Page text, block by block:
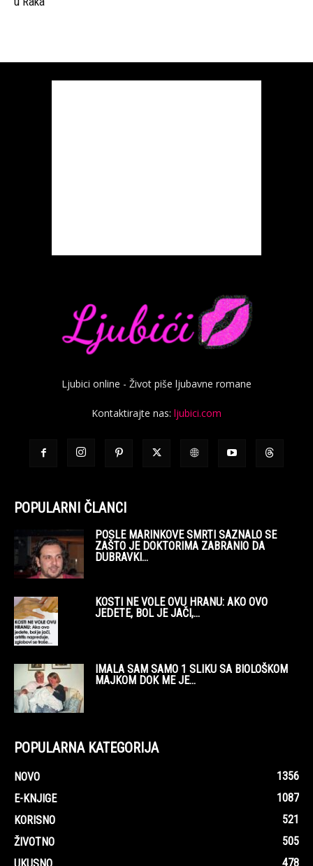
Ljubici online - Život piše ljubavne romane
Kontaktirajte nas: ljubici.com
POPULARNI ČLANCI
POSLE MARINKOVE SMRTI SAZNALO SE
ZAŠTO JE DOKTORIMA ZABRANIO DA
DUBRAVKI...
KOSTI NE VOLE OVU HRANU: AKO OVO
JEDETE, BOL JE JAČI,...
IMALA SAM SAMO 1 SLIKU SA BIOLOŠKOM
MAJKOM DOK ME JE...
POPULARNA KATEGORIJA
NOVO
1356
E-KNJIGE
1087
KORISNO
521
ŽIVOTNO
505
478